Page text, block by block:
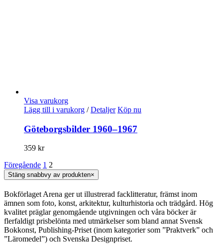
Visa varukorg
Lägg till i varukorg / Detaljer Köp nu
Göteborgsbilder 1960–1967
359 kr
Föregående 1 2
Stäng snabbvy av produkten×
Bokförlaget Arena ger ut illustrerad facklitteratur, främst inom
ämnen som foto, konst, arkitektur, kulturhistoria och trädgård. Hög
kvalitet präglar genomgående utgivningen och våra böcker är
flerfaldigt prisbelönta med utmärkelser som bland annat Svensk
Bokkonst, Publishing-Priset (inom kategorier som ”Praktverk” och
”Läromedel”) och Svenska Designpriset.